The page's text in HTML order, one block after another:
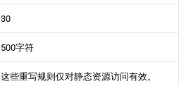
30
500字符
这些重写规则仅对静态资源访问有效。